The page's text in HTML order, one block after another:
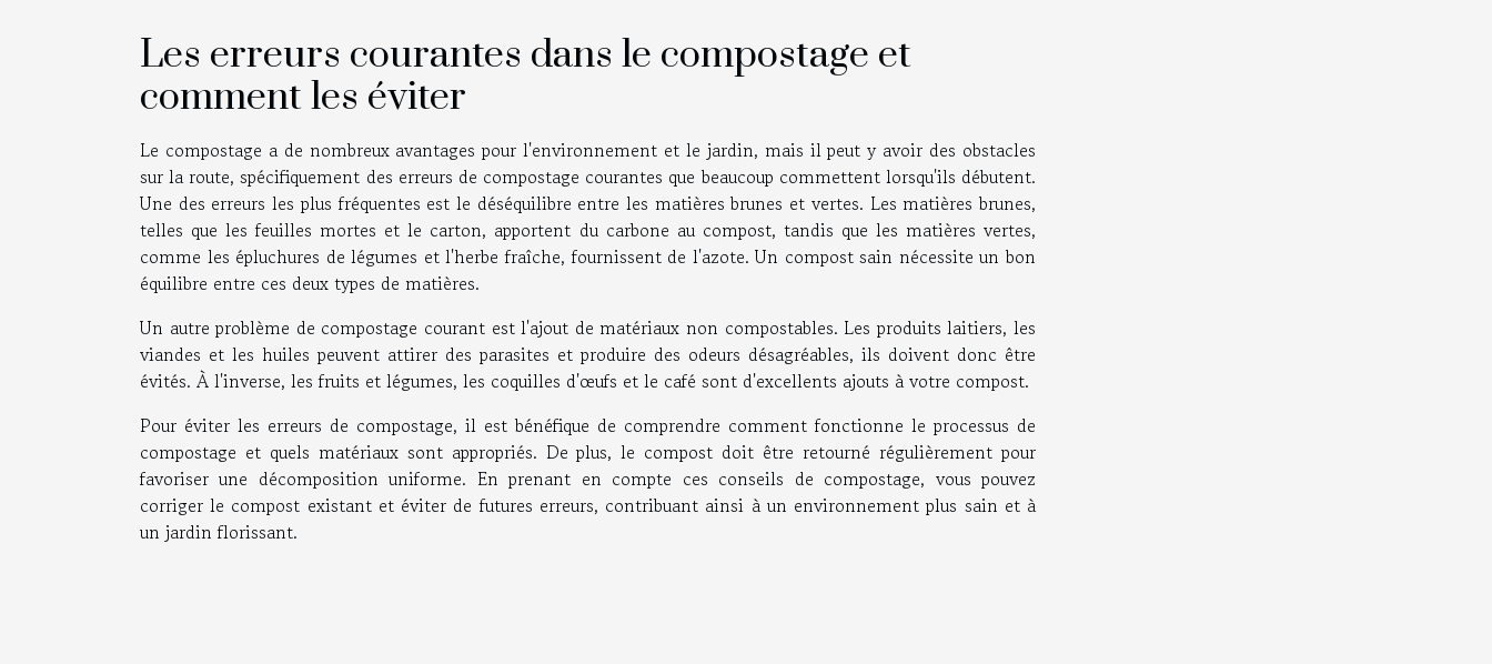
Les erreurs courantes dans le compostage et
comment les éviter
Le compostage a de nombreux avantages pour l'environnement et le jardin, mais il peut y avoir des obstacles
sur la route, spécifiquement des erreurs de compostage courantes que beaucoup commettent lorsqu'ils débutent.
Une des erreurs les plus fréquentes est le déséquilibre entre les matières brunes et vertes. Les matières brunes,
telles que les feuilles mortes et le carton, apportent du carbone au compost, tandis que les matières vertes,
comme les épluchures de légumes et l'herbe fraîche, fournissent de l'azote. Un compost sain nécessite un bon
équilibre entre ces deux types de matières.
Un autre problème de compostage courant est l'ajout de matériaux non compostables. Les produits laitiers, les
viandes et les huiles peuvent attirer des parasites et produire des odeurs désagréables, ils doivent donc être
évités. À l'inverse, les fruits et légumes, les coquilles d'œufs et le café sont d'excellents ajouts à votre compost.
Pour éviter les erreurs de compostage, il est bénéfique de comprendre comment fonctionne le processus de
compostage et quels matériaux sont appropriés. De plus, le compost doit être retourné régulièrement pour
favoriser une décomposition uniforme. En prenant en compte ces conseils de compostage, vous pouvez
corriger le compost existant et éviter de futures erreurs, contribuant ainsi à un environnement plus sain et à
un jardin florissant.